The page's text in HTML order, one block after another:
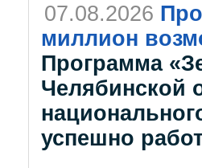
07.08.2026
миллион
Программа
Челябинской
успешно